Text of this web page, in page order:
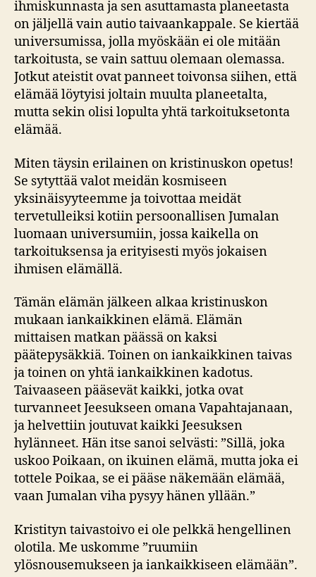
ihmiskunnasta ja sen asuttamasta planeetasta
on jäljellä vain autio taivaankappale. Se kiertää
universumissa, jolla myöskään ei ole mitään
tarkoitusta, se vain sattuu olemaan olemassa.
Jotkut ateistit ovat panneet toivonsa siihen, että
elämää löytyisi joltain muulta planeetalta,
mutta sekin olisi lopulta yhtä tarkoituksetonta
elämää.
Miten täysin erilainen on kristinuskon opetus!
Se sytyttää valot meidän kosmiseen
yksinäisyyteemme ja toivottaa meidät
tervetulleiksi kotiin persoonallisen Jumalan
luomaan universumiin, jossa kaikella on
tarkoituksensa ja erityisesti myös jokaisen
ihmisen elämällä.
Tämän elämän jälkeen alkaa kristinuskon
mukaan iankaikkinen elämä. Elämän
mittaisen matkan päässä on kaksi
päätepysäkkiä. Toinen on iankaikkinen taivas
ja toinen on yhtä iankaikkinen kadotus.
Taivaaseen pääsevät kaikki, jotka ovat
turvanneet Jeesukseen omana Vapahtajanaan,
ja helvettiin joutuvat kaikki Jeesuksen
hylänneet. Hän itse sanoi selvästi: ”Sillä, joka
uskoo Poikaan, on ikuinen elämä, mutta joka ei
tottele Poikaa, se ei pääse näkemään elämää,
vaan Jumalan viha pysyy hänen yllään.”
Kristityn taivastoivo ei ole pelkkä hengellinen
olotila. Me uskomme ”ruumiin
ylösnousemukseen ja iankaikkiseen elämään”.